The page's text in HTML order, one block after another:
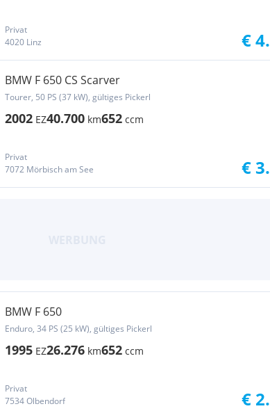
Privat
4020 Linz
€
BMW F 650 CS Scarver
Tourer, 50 PS (37 kW), gültiges Pickerl
2002 EZ40.700 km652 ccm
Privat
7072 Mörbisch am See
€
BMW F 650
Enduro, 34 PS (25 kW), gültiges Pickerl
1995 EZ26.276 km652 ccm
Privat
7534 Olbendorf
€